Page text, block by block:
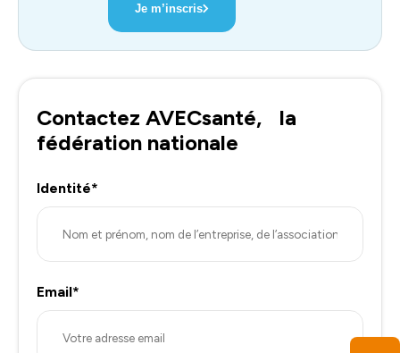
Je m’inscris
Contactez AVECsanté, la
fédération nationale
Identité*
Email*